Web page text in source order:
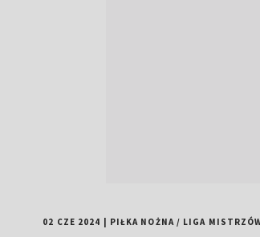
02 CZE 2024 PIŁKA NOŻNA/ LIGA